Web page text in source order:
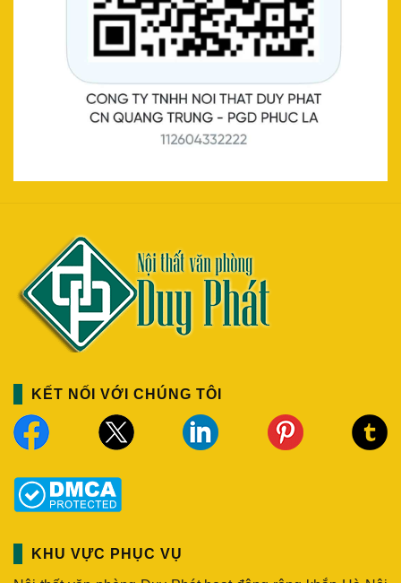
KẾT NỐI VỚI CHÚNG TÔI
KHU VỰC PHỤC VỤ